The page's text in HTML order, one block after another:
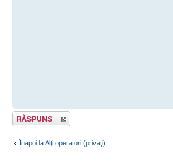
Răspunde
Înapoi la Alţi operatori (privaţi)